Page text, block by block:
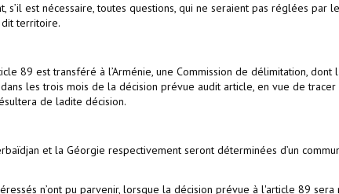
s’il est nécessaire, toutes questions, qui ne seraient pas réglées par
territoire.
89 est transféré à l’Arménie, une Commission de délimitation, dont
les trois mois de la décision prévue audit article, en vue de
de ladite décision.
et la Géorgie respectivement seront déterminées d’un
n’ont pu parvenir, lorsque la décision prévue à l'article 89 sera